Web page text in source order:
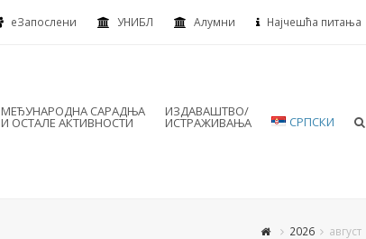
еЗапослени УНИБЛ Алумни Најчешћа питања
МЕЂУНАРОДНА САРАДЊА
И ОСТАЛЕ АКТИВНОСТИ
ИЗДАВАШТВО/
ИСТРАЖИВАЊА СРПСКИ
2026 август